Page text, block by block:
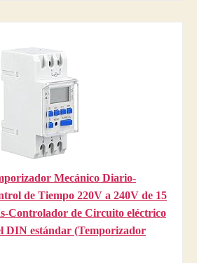
Mecánico Diario-
de Tiempo 220V a 240V de 15
Controlador de Circuito eléctrico
DIN estándar (Temporizador